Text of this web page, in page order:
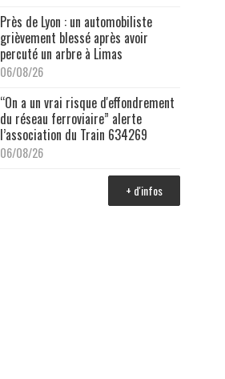
Près de Lyon : un automobiliste
grièvement blessé après avoir
percuté un arbre à Limas
06/08/26
“On a un vrai risque d'effondrement
du réseau ferroviaire” alerte
l’association du Train 634269
06/08/26
+ d'infos